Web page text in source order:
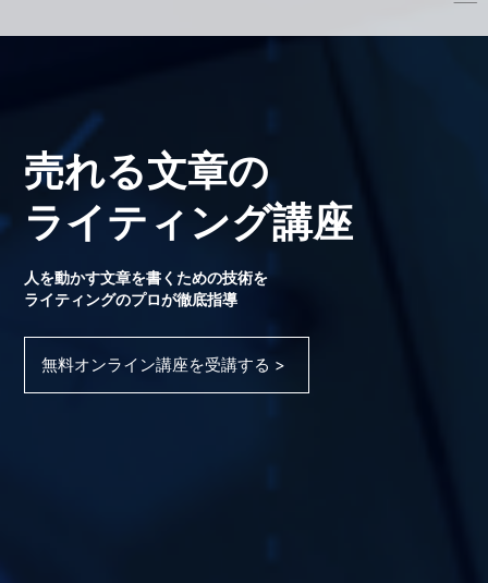
売れる文章の
ライティング講座
人を動かす文章を書くための技術を
ライティングのプロが徹底指導
無料オンライン講座を受講する >